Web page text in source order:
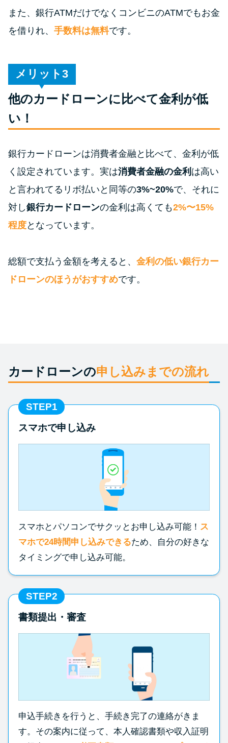
質屋でお金を借りるには？年利
やシステムをカードローンと比
較
未成年でもお金を借りられる？
を解説
は要注意！
090金融（闇金）からお金を借り
申し込みブラックとは?判断の目
アコムはブラックでも審査に通
方法
アコムとレイクどっちがいい
の？ カードローンの選び方を徹
底解説！
プロミスの返済方法を徹底解
説！ もっとも便利でお得な返済
方法はどれ？
年収が低い＆他社借入があると
を分析
みずほ銀行カードローンの問い
合わせ先とシーン別の問い合わ
せ方法
また、銀行ATMだけでなくコンビニのATMでもお金
を借りれ、 手数料は無料です。
メリット
他のカードローンに比べて金利が低
い！
銀行カードローンは消費者金融と比べて、金利が低
く設定されています。実は消費者金融の金利 は高い
と言われてるリボ払いと同等の3%~20%で、それに
対し銀行カードローンの金利は高くても2%〜15%
程度となっています。
総額で支払う金額を考えると、 金利の低い銀行カー
ドローンのほうがおすすめです。
カードローンの申し込みまでの流れ
STEP1
スマホで申し込み
スマホとパソコンでサクッとお申し込み可能！ ス
マホで24時間申し込みできるため、自分の好きな
タイミングで申し込み可能。
STEP2
書類提出・審査
申込手続きを行うと、手続き完了の連絡がきま
す。その案内に従って、本人確認書類や収入証明